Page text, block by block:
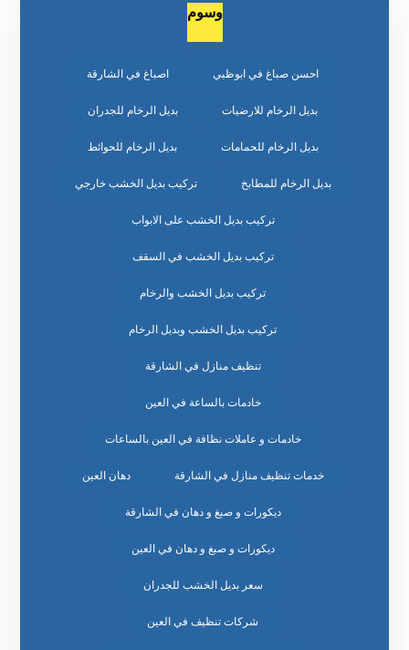
وسوم
احسن صباغ في ابوظبي اصباغ في الشارقة
بديل الرخام للارضيات بديل الرخام للجدران
بديل الرخام للحمامات بديل الرخام للحوائط
بديل الرخام للمطابخ تركيب بديل الخشب خارجي
تركيب بديل الخشب على الابواب
تركيب بديل الخشب في السقف
تركيب بديل الخشب والرخام
تركيب بديل الخشب وبديل الرخام
تنظيف منازل في الشارقة
خادمات بالساعة في العين
خادمات و عاملات نظافة في العين بالساعات
خدمات تنظيف منازل في الشارقة دهان العين
ديكورات و صبغ و دهان في الشارقة
ديكورات و صبغ و دهان في العين
سعر بديل الخشب للجدران
شركات تنظيف في العين